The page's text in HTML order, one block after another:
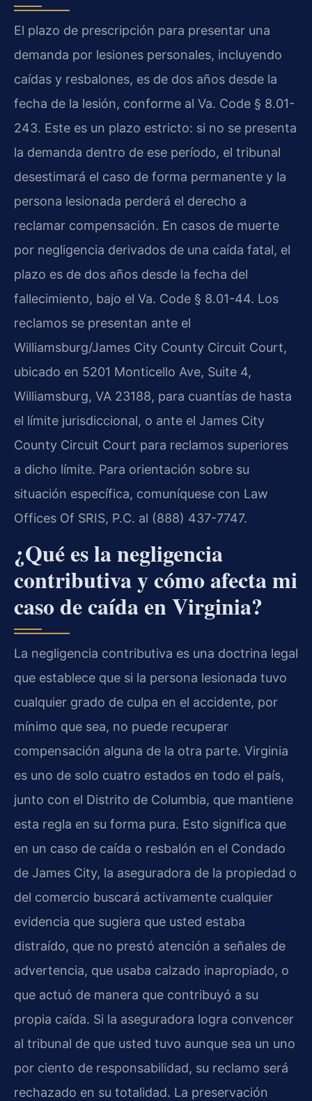
El plazo de prescripción para presentar una
demanda por lesiones personales, incluyendo
caídas y resbalones, es de dos años desde la
fecha de la lesión, conforme al Va. Code § 8.01-
243. Este es un plazo estricto: si no se presenta
la demanda dentro de ese período, el tribunal
desestimará el caso de forma permanente y la
persona lesionada perderá el derecho a
reclamar compensación. En casos de muerte
por negligencia derivados de una caída fatal, el
plazo es de dos años desde la fecha del
fallecimiento, bajo el Va. Code § 8.01-44. Los
reclamos se presentan ante el
Williamsburg/James City County Circuit Court,
ubicado en 5201 Monticello Ave, Suite 4,
Williamsburg, VA 23188, para cuantías de hasta
el límite jurisdiccional, o ante el James City
County Circuit Court para reclamos superiores
a dicho límite. Para orientación sobre su
situación específica, comuníquese con Law
Offices Of SRIS, P.C. al (888) 437-7747.
¿Qué es la negligencia
contributiva y cómo afecta mi
caso de caída en Virginia?
La negligencia contributiva es una doctrina legal
que establece que si la persona lesionada tuvo
cualquier grado de culpa en el accidente, por
mínimo que sea, no puede recuperar
compensación alguna de la otra parte. Virginia
es uno de solo cuatro estados en todo el país,
junto con el Distrito de Columbia, que mantiene
esta regla en su forma pura. Esto significa que
en un caso de caída o resbalón en el Condado
de James City, la aseguradora de la propiedad o
del comercio buscará activamente cualquier
evidencia que sugiera que usted estaba
distraído, que no prestó atención a señales de
advertencia, que usaba calzado inapropiado, o
que actuó de manera que contribuyó a su
propia caída. Si la aseguradora logra convencer
al tribunal de que usted tuvo aunque sea un uno
por ciento de responsabilidad, su reclamo será
rechazado en su totalidad. La preservación